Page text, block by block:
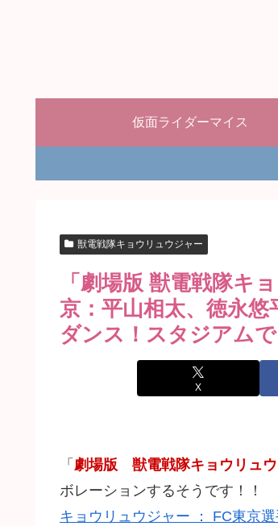
仮面ライダーマイス
獣電戦隊キョウリュウジャー
「劇場版 獣電戦隊キ
京：平山相太、徳永
ダンス！スタジアムで
X
「 劇場版 獣電戦隊キョウリュ
ボレーションするそうです！！
キョウリュウジャー ： FC東京